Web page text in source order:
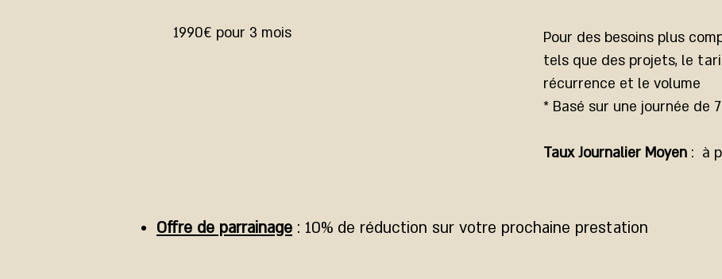
1990€ pour 3 mois Pour des besoins plus
tels que des projets, le
récurrence et le volume
* Basé sur une journée de
Taux Journalier Moyen : à
Offre de parrainage : 10% de réduction sur votre prochaine prestation